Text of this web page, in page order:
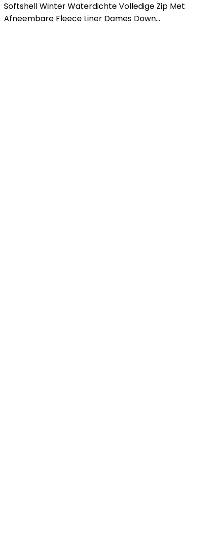
Softshell Winter Waterdichte Volledige Zip Met
Afneembare Fleece Liner Dames Down…